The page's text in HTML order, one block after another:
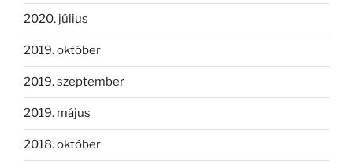
2020. július
2019. október
2019. szeptember
2019. május
2018. október